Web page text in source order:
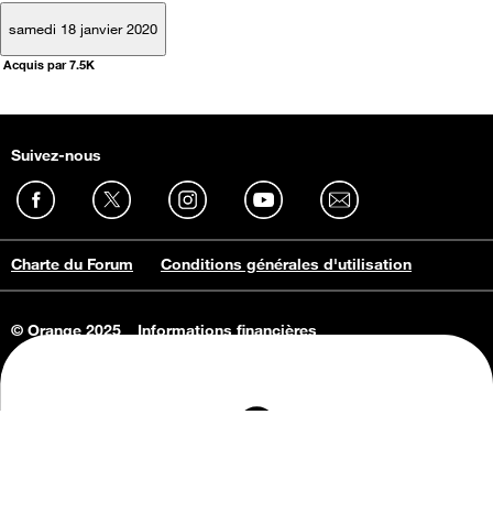
samedi 18 janvier 2020
Acquis par 7.5K
Suivez-nous
Charte du Forum Conditions générales d'utilisation
© Orange 2025
Informations financières